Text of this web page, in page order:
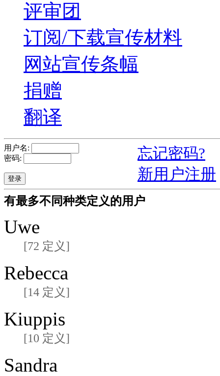
评审团
订阅/下载宣传材料
网站宣传条幅
捐赠
翻译
用户名:
密码:
忘记密码?
新用户注册
有最多不同种类定义的用户
Uwe
[72 定义]
Rebecca
[14 定义]
Kiuppis
[10 定义]
Sandra